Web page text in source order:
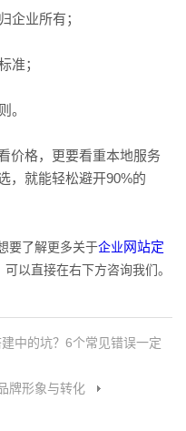
企业所有；
准；
。
价格，更要看重本地服务
，就能轻松避开90%的
要了解更多关于企业网站定
可以直接在右下方咨询我们。
中的坑？6个常见错误一定
牌形象与转化